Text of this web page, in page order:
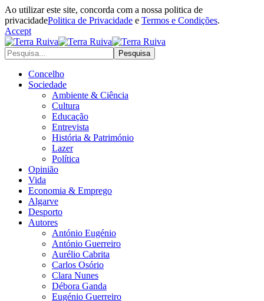
Ao utilizar este site, concorda com a nossa politica de
privacidadePolitica de Privacidade e Termos e Condições.
Accept
Concelho
Sociedade
Ambiente & Ciência
Cultura
Educação
Entrevista
História & Património
Lazer
Política
Opinião
Vida
Economia & Emprego
Algarve
Desporto
Autores
António Eugénio
António Guerreiro
Aurélio Cabrita
Carlos Osório
Clara Nunes
Débora Ganda
Eugénio Guerreiro